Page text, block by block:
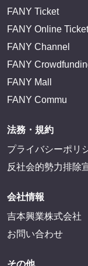
FANY Ticket
FANY Online Ticket
FANY Channel
FANY
FANY Mall
FANY Commu
法務・規約
プライバシーポリ
反社会的勢力排除
会社情報
吉本興業株式会社
お問い合わせ